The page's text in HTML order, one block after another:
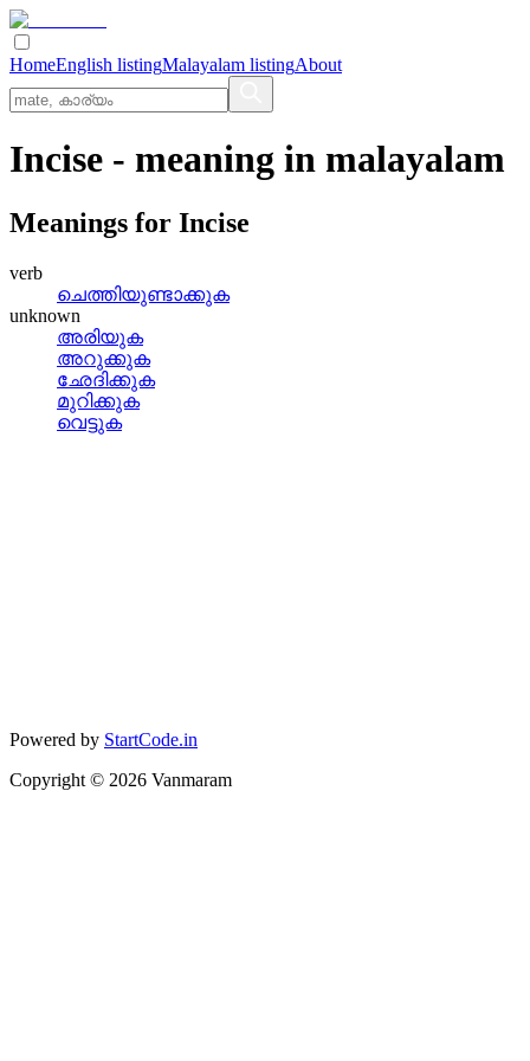
HomeEnglish listingMalayalam listingAbout
Incise - meaning in malayalam
Meanings for Incise
verb
ചെത്തിയുണ്ടാക്കുക
unknown
അരിയുക
അറുക്കുക
ഛേദിക്കുക
മുറിക്കുക
വെട്ടുക
Powered by StartCode.in
Copyright © 2026 Vanmaram